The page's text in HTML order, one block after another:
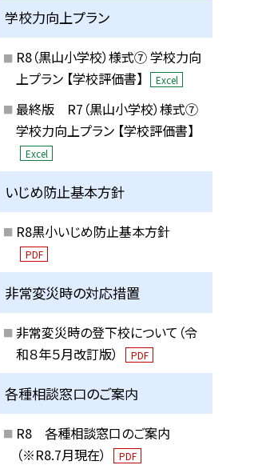
学校力向上プラン
R8（黒山小学校）様式⑦ 学校力向
上プラン 【学校評価書】
Excel
最終版 R7（黒山小学校）様式⑦
学校力向上プラン 【学校評価書】
Excel
いじめ防止基本方針
R8黒小いじめ防止基本方針
PDF
非常変災時の対応措置
非常変災時の登下校について（令
和８年５月改訂版）
PDF
各種相談窓口のご案内
R8 各種相談窓口のご案内
（※R8.7月現在）
PDF